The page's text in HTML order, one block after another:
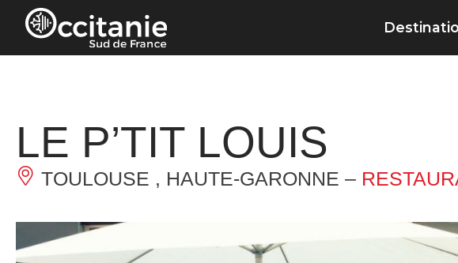
Panneau de gestion des cookies
LE P’TIT LOUIS
TOULOUSE , HAUTE-GARONNE –